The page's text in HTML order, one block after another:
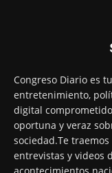
Congreso Diario es
entretenimiento,
digital
oportuna y veraz
sociedad.Te
entrevistas y videos
acontecimientos